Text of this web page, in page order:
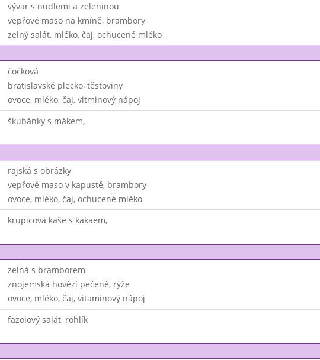
vývar s nudlemi a zeleninou
vepřové maso na kmíně, brambory
zelný salát, mléko, čaj, ochucené mléko
čočková
bratislavské plecko, těstoviny
ovoce, mléko, čaj, vitminový nápoj
škubánky s mákem,
rajská s obrázky
vepřové maso v kapustě, brambory
ovoce, mléko, čaj, ochucené mléko
krupicová kaše s kakaem,
zelná s bramborem
znojemská hovězí pečeně, rýže
ovoce, mléko, čaj, vitaminový nápoj
fazolový salát, rohlík